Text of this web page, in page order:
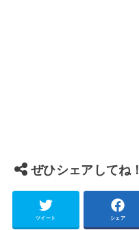
ぜひシェアしてね！
ツイート シェア